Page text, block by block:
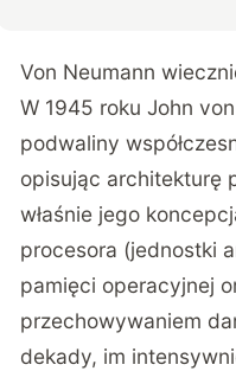
Von Neumann
W 1945 roku John
podwaliny
opisując architekturę
właśnie jego
procesora (jednostki
pamięci operacyjnej
przechowywaniem
dekady, im